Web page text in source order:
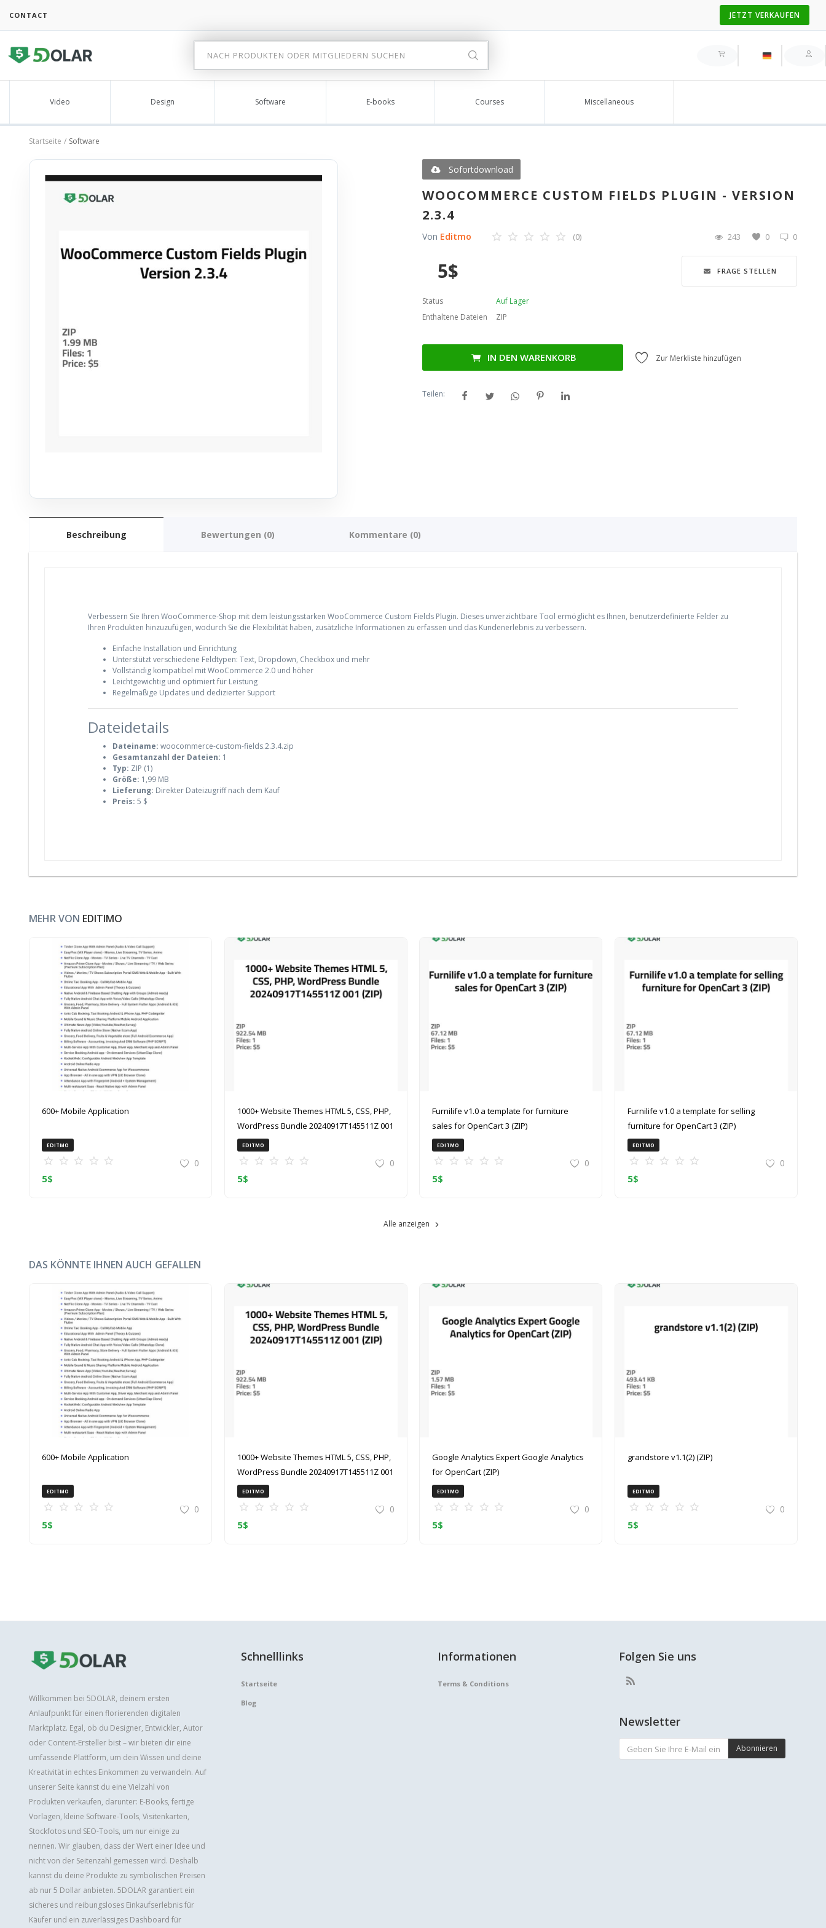
CONTACT JETZT VERKAUFEN
Video Design Software E-books Courses Miscellaneous
Startseite Software
Sofortdownload
WOOCOMMERCE CUSTOM FIELDS PLUGIN - VERSION
2.3.4
Von Editmo 0
(0) 0
243
5$ FRAGE STELLEN
Status
Auf Lager
Enthaltene Dateien
ZIP
IN DEN WARENKORB Zur Merkliste hinzufügen
Teilen:
Beschreibung Bewertungen (0) Kommentare (0)
Verbessern Sie Ihren WooCommerce-Shop mit dem leistungsstarken WooCommerce Custom Fields Plugin. Dieses unverzichtbare Tool ermöglicht es Ihnen, benutzerdefinierte Felder zu
Ihren Produkten hinzuzufügen, wodurch Sie die Flexibilität haben, zusätzliche Informationen zu erfassen und das Kundenerlebnis zu verbessern.
Einfache Installation und Einrichtung
Unterstützt verschiedene Feldtypen: Text, Dropdown, Checkbox und mehr
Vollständig kompatibel mit WooCommerce 2.0 und höher
Leichtgewichtig und optimiert für Leistung
Regelmäßige Updates und dedizierter Support
Dateidetails
Dateiname: woocommerce-custom-fields.2.3.4.zip
Gesamtanzahl der Dateien: 1
Typ: ZIP (1)
Größe: 1,99 MB
Lieferung: Direkter Dateizugriff nach dem Kauf
Preis: 5 $
MEHR VON EDITIMO
600+ Mobile Application
EDITMO
0
5$
1000+ Website Themes HTML 5, CSS, PHP,
WordPress Bundle 20240917T145511Z 001
(ZIP)
EDITMO
0
5$
Furnilife v1.0 a template for furniture
sales for OpenCart 3 (ZIP)
EDITMO
0
5$
Furnilife v1.0 a template for selling
furniture for OpenCart 3 (ZIP)
EDITMO
0
5$
Alle anzeigen
DAS KÖNNTE IHNEN AUCH GEFALLEN
600+ Mobile Application
EDITMO
0
5$
1000+ Website Themes HTML 5, CSS, PHP,
WordPress Bundle 20240917T145511Z 001
(ZIP)
EDITMO
0
5$
Google Analytics Expert Google Analytics
for OpenCart (ZIP)
EDITMO
0
5$
grandstore v1.1(2) (ZIP)
EDITMO
0
5$
Willkommen bei 5DOLAR, deinem ersten
Anlaufpunkt für einen florierenden digitalen
Marktplatz. Egal, ob du Designer, Entwickler, Autor
oder Content-Ersteller bist – wir bieten dir eine
umfassende Plattform, um dein Wissen und deine
Kreativität in echtes Einkommen zu verwandeln. Auf
unserer Seite kannst du eine Vielzahl von
Produkten verkaufen, darunter: E-Books, fertige
Vorlagen, kleine Software-Tools, Visitenkarten,
Stockfotos und SEO-Tools, um nur einige zu
nennen. Wir glauben, dass der Wert einer Idee und
nicht von der Seitenzahl gemessen wird. Deshalb
kannst du deine Produkte zu symbolischen Preisen
ab nur 5 Dollar anbieten. 5DOLAR garantiert ein
sicheres und reibungsloses Einkaufserlebnis für
Käufer und ein zuverlässiges Dashboard für
Schnelllinks
Startseite
Blog
Informationen
Terms & Conditions
Folgen Sie uns
Newsletter
Abonnieren